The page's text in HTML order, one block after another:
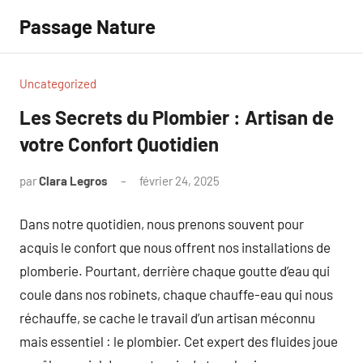
contenu
Passage Nature
Uncategorized
Les Secrets du Plombier : Artisan de
votre Confort Quotidien
parClara Legros février 24, 2025
Dans notre quotidien, nous prenons souvent pour
acquis le confort que nous offrent nos installations de
plomberie. Pourtant, derrière chaque goutte d’eau qui
coule dans nos robinets, chaque chauffe-eau qui nous
réchauffe, se cache le travail d’un artisan méconnu
mais essentiel : le plombier. Cet expert des fluides joue